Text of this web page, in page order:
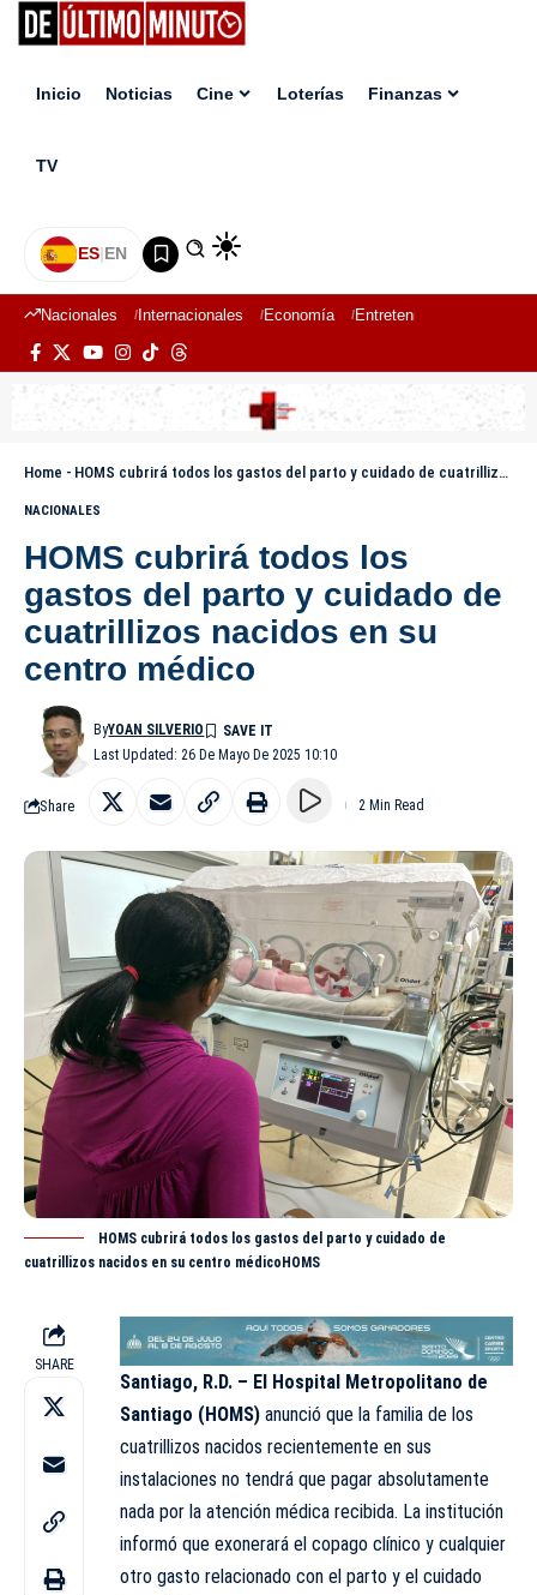
Inicio Noticias Cine Loterías Finanzas
TV
ES|EN
Nacionales Internacionales Economía Entretenimiento
Home - HOMS cubrirá todos los gastos del parto y cuidado de cuatrillizos nacidos en su centro médico
NACIONALES
HOMS cubrirá todos los
gastos del parto y cuidado de
cuatrillizos nacidos en su
centro médico
Last Updated: 26 De Mayo De 2025 10:10
ByYOAN SILVERIO
Share 2 Min Read
HOMS cubrirá todos los gastos del parto y cuidado de
cuatrillizos nacidos en su centro médicoHOMS
SHARE
Santiago, R.D. – El Hospital Metropolitano de
Santiago (HOMS) anunció que la familia de los
cuatrillizos nacidos recientemente en sus
instalaciones no tendrá que pagar absolutamente
nada por la atención médica recibida. La institución
informó que exonerará el copago clínico y cualquier
otro gasto relacionado con el parto y el cuidado